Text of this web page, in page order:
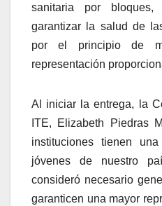
sanitaria por
garantizar la salud de
por el principio de
representación
Al iniciar la entrega, la
ITE, Elizabeth Piedras
instituciones tienen
jóvenes de nuestro
consideró necesario
garanticen una mayor